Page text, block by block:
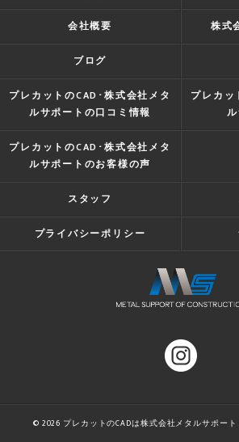
会社概要 株式
ブログ
プレカットのCAD･株式会社メタ
ルサポートの口コミ情報
プレカッ
プレカットのCAD･株式会社メタ
ルサポートのお客様の声
スタッフ
プライバシーポリシー
© 2026 プレカットのCADは株式会社メタルサポート